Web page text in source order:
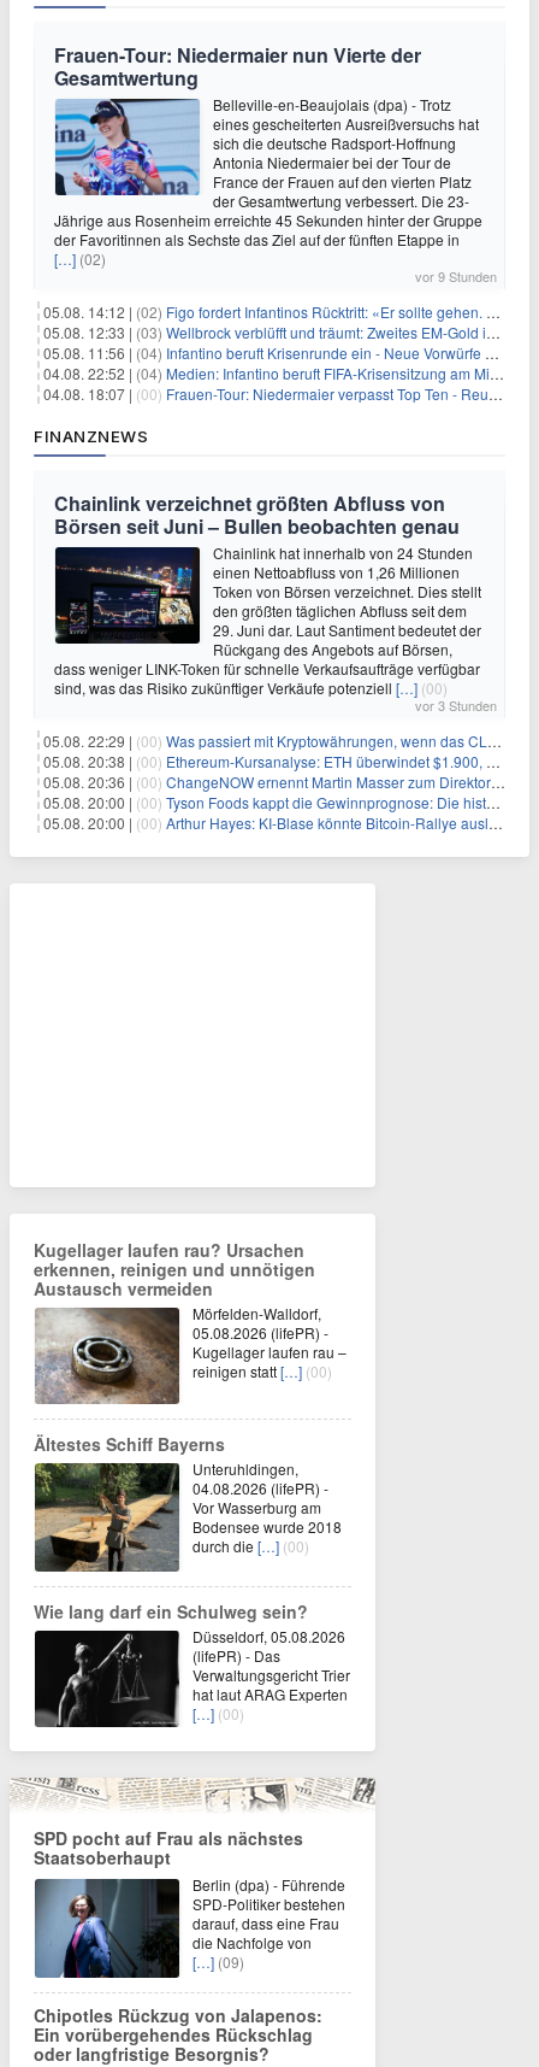
Frauen-Tour: Niedermaier nun Vierte der
Gesamtwertung
Belleville-en-Beaujolais (dpa) - Trotz
eines gescheiterten Ausreißversuchs hat
sich die deutsche Radsport-Hoffnung
Antonia Niedermaier bei der Tour de
France der Frauen auf den vierten Platz
der Gesamtwertung verbessert. Die 23-
Jährige aus Rosenheim erreichte 45 Sekunden hinter der Gruppe
der Favoritinnen als Sechste das Ziel auf der fünften Etappe in
[…] (02)
vor 9 Stunden
05.08. 14:12 | (02) Figo fordert Infantinos Rücktritt: «Er sollte gehen. Jetzt»
05.08. 12:33 | (03) Wellbrock verblüfft und träumt: Zweites EM-Gold in Paris
05.08. 11:56 | (04) Infantino beruft Krisenrunde ein - Neue Vorwürfe gegen FIFA
04.08. 22:52 | (04) Medien: Infantino beruft FIFA-Krisensitzung am Mittwoch ein
04.08. 18:07 | (00) Frauen-Tour: Niedermaier verpasst Top Ten - Reusser siegt
FINANZNEWS
Chainlink verzeichnet größten Abfluss von
Börsen seit Juni – Bullen beobachten genau
Chainlink hat innerhalb von 24 Stunden
einen Nettoabfluss von 1,26 Millionen
Token von Börsen verzeichnet. Dies stellt
den größten täglichen Abfluss seit dem
29. Juni dar. Laut Santiment bedeutet der
Rückgang des Angebots auf Börsen,
dass weniger LINK-Token für schnelle Verkaufsaufträge verfügbar
sind, was das Risiko zukünftiger Verkäufe potenziell […] (00)
vor 3 Stunden
05.08. 22:29 | (00) Was passiert mit Kryptowährungen, wenn das CLARITY-Gesetz diese Woche scheitert? Hougan erklärt
05.08. 20:38 | (00) Ethereum-Kursanalyse: ETH überwindet $1.900, aber größere Herausforderungen stehen bevor
05.08. 20:36 | (00) ChangeNOW ernennt Martin Masser zum Direktor für strategische Partnerschaften
05.08. 20:00 | (00) Tyson Foods kappt die Gewinnprognose: Die historische Rinderkrise will einfach nicht enden
05.08. 20:00 | (00) Arthur Hayes: KI-Blase könnte Bitcoin-Rallye auslösen
Kugellager laufen rau? Ursachen
erkennen, reinigen und unnötigen
Austausch vermeiden
Mörfelden-Walldorf,
05.08.2026 (lifePR) -
Kugellager laufen rau –
reinigen statt[…] (00)
Ältestes Schiff Bayerns
Unteruhldingen,
04.08.2026 (lifePR) -
Vor Wasserburg am
Bodensee wurde 2018
durch die […] (00)
Wie lang darf ein Schulweg sein?
Düsseldorf, 05.08.2026
(lifePR) - Das
Verwaltungsgericht Trier
hat laut ARAG Experten
[…] (00)
SPD pocht auf Frau als nächstes
Staatsoberhaupt
Berlin (dpa) - Führende
SPD-Politiker bestehen
darauf, dass eine Frau
die Nachfolge von
[…] (09)
Chipotles Rückzug von Jalapenos:
Ein vorübergehendes Rückschlag
oder langfristige Besorgnis?